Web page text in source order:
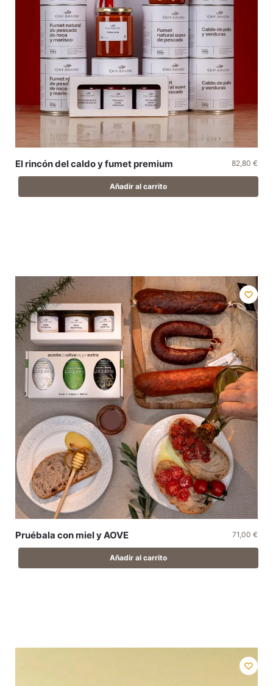
El rincón del caldo y fumet premium 82,80 €
Añadir al carrito
Pruébala con miel y AOVE 71,00 €
Añadir al carrito